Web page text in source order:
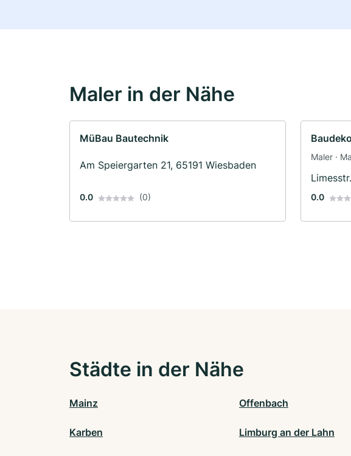
Maler in der Nähe
MüBau Bautechnik
Am Speiergarten 21, 65191 Wiesbaden
0.0 (0)
Maler ·
0.0
Städte in der Nähe
Mainz Offenbach
Karben Limburg an der Lahn